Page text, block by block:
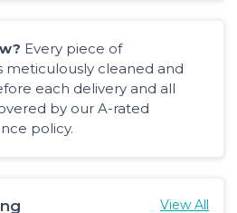
Every piece of
meticulously cleaned and
each delivery and all
by our A-rated
policy.
View All